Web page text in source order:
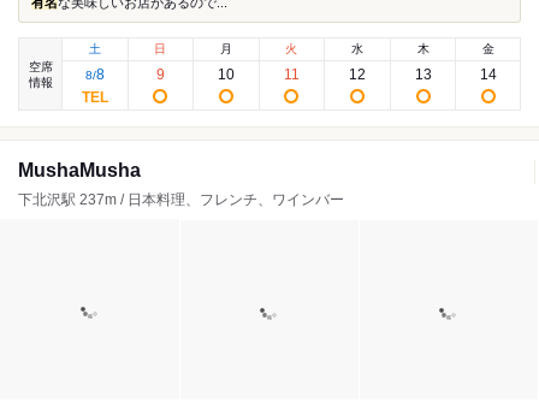
空席
情報
土
8/8
日
9
月
10
火
11
水
12
木
13
金
14
MushaMusha
下北沢駅 237m / 日本料理、フレンチ、ワインバー